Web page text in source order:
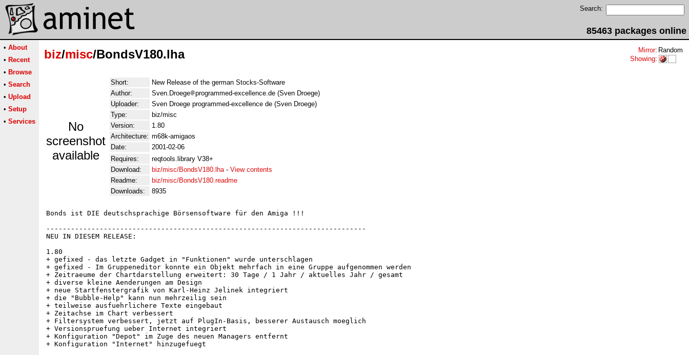
Search:
85463 packages online
• About
• Recent
• Browse
• Search
• Upload
• Setup
• Services
biz/misc/BondsV180.lha Mirror: Random
Showing:
No
screenshot
available
Short:
New Release of the german Stocks-Software
Author:
Sven.Droege
programmed-excellence.de (Sven Droege)
Uploader:
Sven Droege programmed-excellence de (Sven Droege)
Type:
biz/misc
Version:
1.80
Architecture: m68k-amigaos
Date:
2001-02-06
Requires:
reqtools.library V38+
Download:
biz/misc/BondsV180.lha- View contents
Readme:
biz/misc/BondsV180.readme
Downloads:
8935
Bonds ist DIE deutschsprachige Börsensoftware für den Amiga !!!
------------------------------------------------------------------------------
NEU IN DIESEM RELEASE:
1.80
+ gefixed - das letzte Gadget in "Funktionen" wurde unterschlagen
+ gefixed - Im Gruppeneditor konnte ein Objekt mehrfach in eine Gruppe aufgenommen werden
+ Zeitraeume der Chartdarstellung erweitert: 30 Tage / 1 Jahr / aktuelles Jahr / gesamt
+ diverse kleine Aenderungen am Design
+ neue Startfenstergrafik von Karl-Heinz Jelinek integriert
+ die "Bubble-Help" kann nun mehrzeilig sein
+ teilweise ausfuehrlichere Texte eingebaut
+ Zeitachse im Chart verbessert
+ Filtersystem verbessert, jetzt auf PlugIn-Basis, besserer Austausch moeglich
+ Versionspruefung ueber Internet integriert
+ Konfiguration "Depot" im Zuge des neuen Managers entfernt
+ Konfiguration "Internet" hinzugefuegt